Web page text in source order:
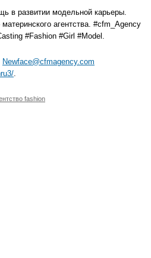
в развитии модельной карьеры.
агентства. #cfm_Agency
#Fashion #Girl #Model.
Newface@cfmagency.com
fashion